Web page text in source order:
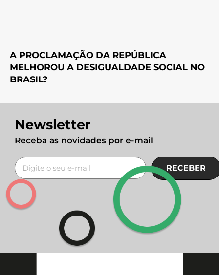
A PROCLAMAÇÃO DA REPÚBLICA
MELHOROU A DESIGUALDADE SOCIAL NO
BRASIL?
Newsletter
Receba as novidades por e-mail
RECEBER